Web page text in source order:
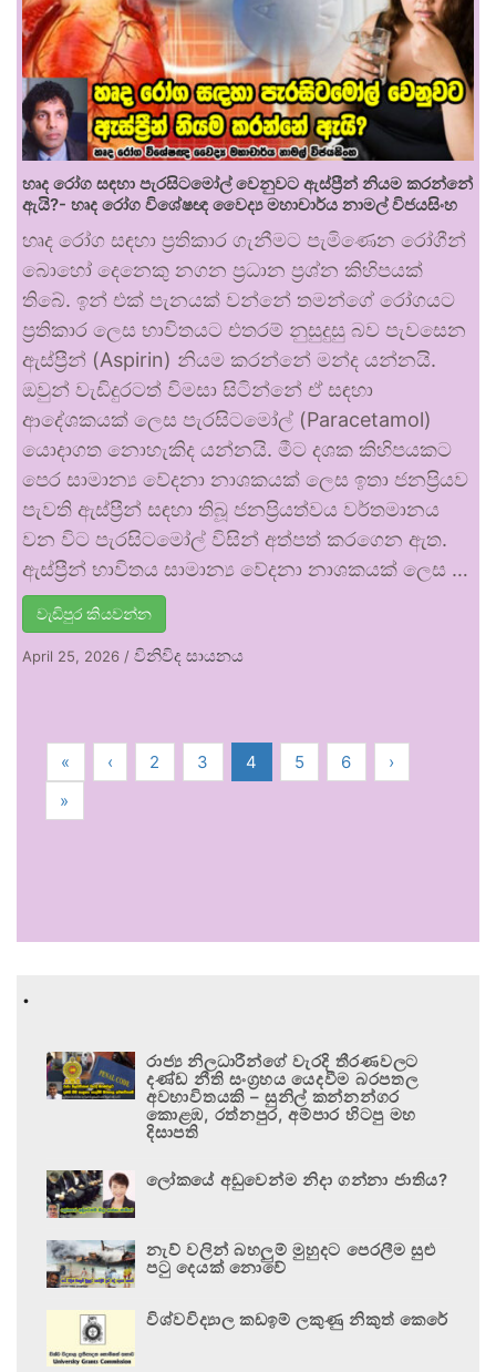
හෘද රෝග සඳහා පැරසිටමෝල් වෙනුවට ඇස්ප්‍රීන් නියම කරන්නේ
ඇයි?- හෘද රෝග විශේෂඥ වෛද්‍ය මහාචාර්ය නාමල් විජයසිංහ
හෘද රෝග සඳහා ප්‍රතිකාර ගැනීමට පැමිණෙන රෝගීන්
බොහෝ දෙනෙකු නගන ප්‍රධාන ප්‍රශ්න කිහිපයක්
තිබේ. ඉන් එක් පැනයක් වන්නේ තමන්ගේ රෝගයට
ප්‍රතිකාර ලෙස භාවිතයට එතරම් නුසුදුසු බව පැවසෙන
ඇස්ප්‍රීන් (Aspirin) නියම කරන්නේ මන්ද යන්නයි.
ඔවුන් වැඩිදුරටත් විමසා සිටින්නේ ඒ සඳහා
ආදේශකයක් ලෙස පැරසිටමෝල් (Paracetamol)
යොදාගත නොහැකිද යන්නයි. මීට දශක කිහිපයකට
පෙර සාමාන්‍ය වේදනා නාශකයක් ලෙස ඉතා ජනප්‍රියව
පැවති ඇස්ප්‍රීන් සඳහා තිබූ ජනප්‍රියත්වය වර්තමානය
වන විට පැරසිටමෝල් විසින් අත්පත් කරගෙන ඇත.
ඇස්ප්‍රීන් භාවිතය සාමාන්‍ය වේදනා නාශකයක් ලෙස …
වැඩිපුර කියවන්න
April 25, 2026 / විනිවිද සායනය
« ‹ 2 3 4 5 6
›
»
.
රාජ්‍ය නිලධාරීන්ගේ වැරදි තීරණවලට
දණ්ඩ නීති සංග්‍රහය යෙදවීම බරපතල
අවභාවිතයකි – සුනිල් කන්නන්ගර
කොළඹ, රත්නපුර, අම්පාර හිටපු මහ
දිසාපති
ලෝකයේ අඩුවෙන්ම නිදා ගන්නා ජාතිය?
නැව් වලින් බහලුම් මුහුදට පෙරලීම සුළු
පටු දෙයක් නොවේ
විශ්වවිද්‍යාල කඩඉම් ලකුණු නිකුත් කෙරේ